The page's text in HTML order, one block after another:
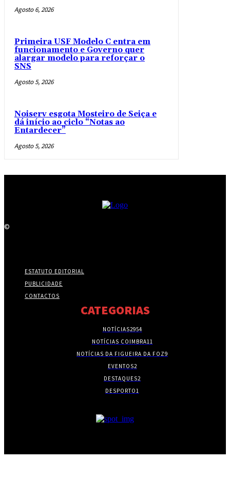
Agosto 6, 2026
Primeira USF Modelo C entra em
funcionamento e Governo quer
alargar modelo para reforçar o
SNS
Agosto 5, 2026
Noiserv esgota Mosteiro de Seiça e
dá início ao ciclo “Notas ao
Entardecer”
Agosto 5, 2026
©
ESTATUTO EDITORIAL
PUBLICIDADE
CONTACTOS
CATEGORIAS
NOTÍCIAS2954
NOTÍCIAS COIMBRA11
NOTÍCIAS DA FIGUEIRA DA FOZ9
EVENTOS2
DESTAQUES2
DESPORTO1